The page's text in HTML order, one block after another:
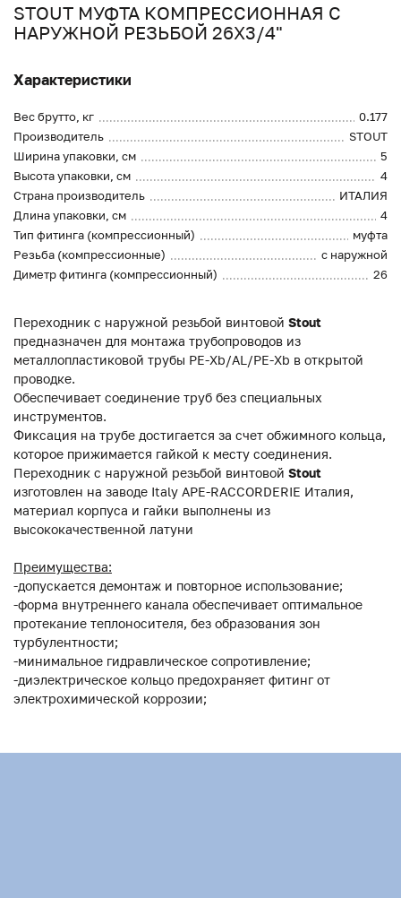
STOUT МУФТА КОМПРЕССИОННАЯ С
НАРУЖНОЙ РЕЗЬБОЙ 26Х3/4"
Характеристики
Вес брутто, кг
0.177
Производитель
STOUT
Ширина упаковки, см
5
Высота упаковки, см
4
Страна производитель
ИТАЛИЯ
Длина упаковки, см
4
Тип фитинга (компрессионный)
муфта
Резьба (компрессионные)
с наружной
Диметр фитинга (компрессионный)
26
Переходник с наружной резьбой винтовой Stout
предназначен для монтажа трубопроводов из
металлопластиковой трубы PE-Xb/AL/PE-Xb в открытой
проводке.
Обеспечивает соединение труб без специальных
инструментов.
Фиксация на трубе достигается за счет обжимного кольца,
которое прижимается гайкой к месту соединения.
Переходник с наружной резьбой винтовой Stout
изготовлен на заводе Italy APE-RACCORDERIE Италия,
материал корпуса и гайки выполнены из
высококачественной латуни
Преимущества:
-допускается демонтаж и повторное использование;
-форма внутреннего канала обеспечивает оптимальное
протекание теплоносителя, без образования зон
турбулентности;
-минимальное гидравлическое сопротивление;
-диэлектрическое кольцо предохраняет фитинг от
электрохимической коррозии;